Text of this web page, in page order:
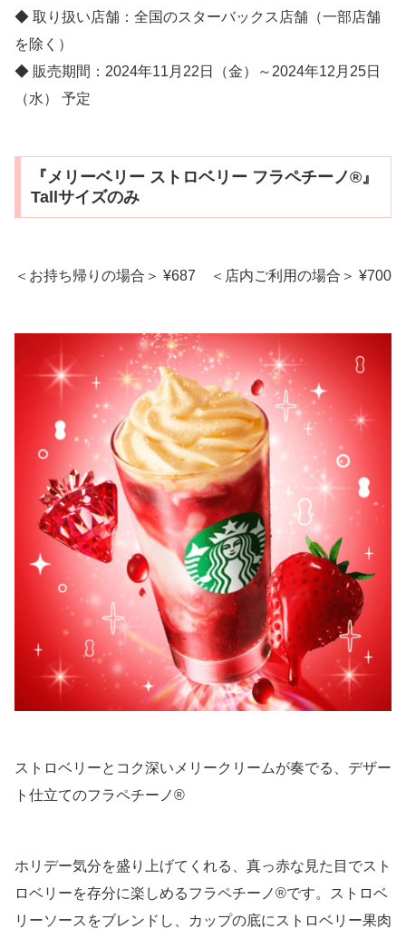
◆ 取り扱い店舗：全国のスターバックス店舗（一部店舗
を除く）
◆ 販売期間：2024年11月22日（金）～2024年12月25日
（水） 予定
『メリーベリー ストロベリー フラペチーノ®』
Tallサイズのみ
＜お持ち帰りの場合＞ ¥687 ＜店内ご利用の場合＞ ¥700
ストロベリーとコク深いメリークリームが奏でる、デザー
ト仕立てのフラペチーノ®
ホリデー気分を盛り上げてくれる、真っ赤な見た目でスト
ロベリーを存分に楽しめるフラペチーノ®です。ストロベ
リーソースをブレンドし、カップの底にストロベリー果肉